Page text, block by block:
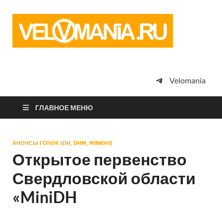
просто
Velomania
ГЛАВНОЕ МЕНЮ
АНОНСЫ ГОНОК (DH, DHM, MINIDHI)
Открытое первенство
Свердловской области
«MiniDH